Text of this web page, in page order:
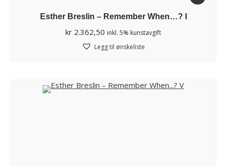
Esther Breslin – Remember When…? I
kr 2.362,50 inkl. 5% kunstavgift
Legg til ønskeliste